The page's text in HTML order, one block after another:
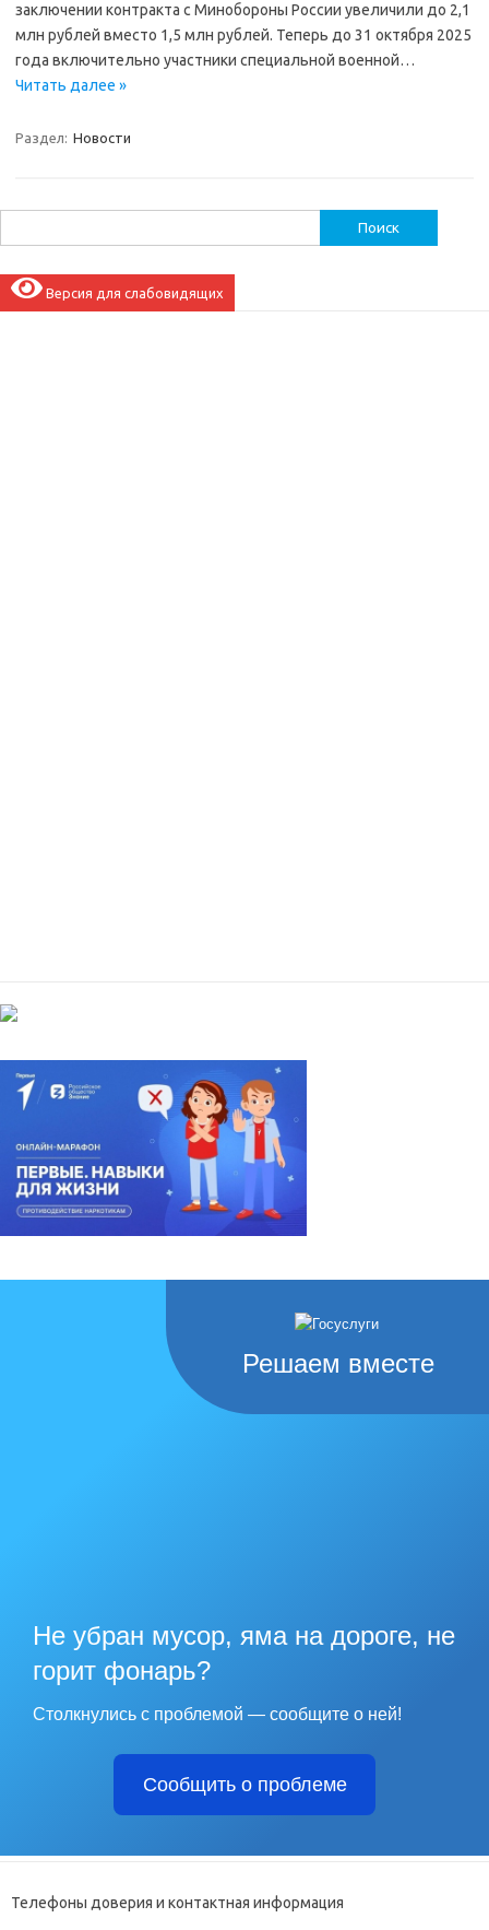
заключении контракта с Минобороны России увеличили до 2,1
млн рублей вместо 1,5 млн рублей. Теперь до 31 октября 2025
года включительно участники специальной военной…
Читать далее »
Раздел: Новости
Версия для слабовидящих
Решаем вместе
Не убран мусор, яма на дороге, не
горит фонарь?
Столкнулись с проблемой — сообщите о ней!
Сообщить о проблеме
Телефоны доверия и контактная информация